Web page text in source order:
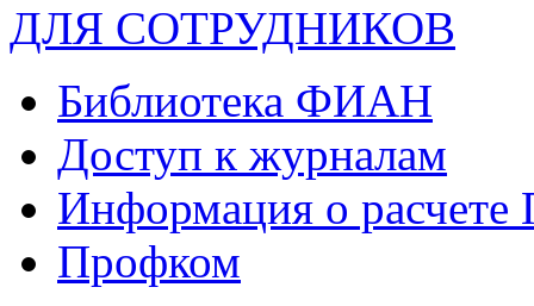
ДЛЯ СОТРУДНИКОВ
Библиотека ФИАН
Доступ к журналам
Информация о
Профком